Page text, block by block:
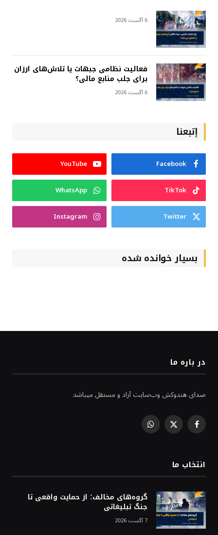
6 آگست 2026
فعالیت نظامی جبهات یا تلاش‌های ارزان
برای جلب منابع مالی؟
6 آگست 2026
إتبعنا
Facebook
YouTube
TikTok
WhatsApp
Twitter
Instagram
بسیار خوانده شده
در باره ما
صدای هندوکش وب‌سایت آزاد و مستقل میباشد
Facebook
X
WhatsApp
انتخاب ما
گروه‌های مخالف؛ از حمایت واقعی تا
جنگ تبلیغاتی
7 آگست 2026